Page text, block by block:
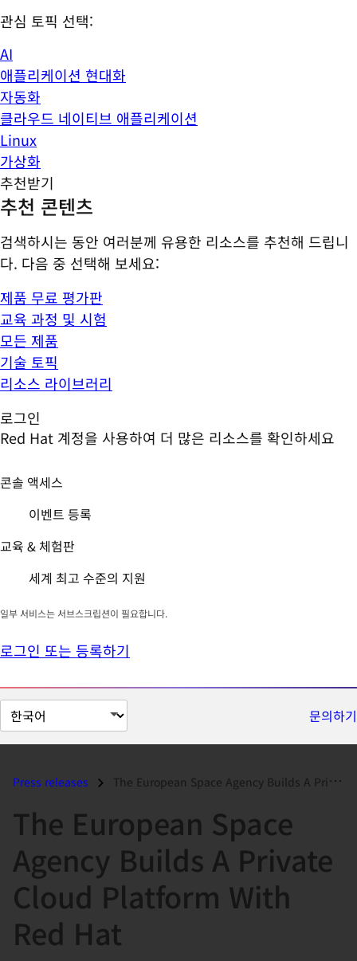
관심 토픽 선택:
AI
애플리케이션 현대화
자동화
클라우드 네이티브 애플리케이션
Linux
가상화
추천받기
추천 콘텐츠
검색하시는 동안 여러분께 유용한 리소스를 추천해 드립니
다. 다음 중 선택해 보세요:
제품 무료 평가판
교육 과정 및 시험
모든 제품
기술 토픽
리소스 라이브러리
로그인
Red Hat 계정을 사용하여 더 많은 리소스를 확인하세요
콘솔 액세스
이벤트 등록
교육 & 체험판
세계 최고 수준의 지원
일부 서비스는 서브스크립션이 필요합니다.
로그인 또는 등록하기
페
이
문의하기
Press releases The European Space Agency Builds A Private Cloud Platform With Red Hat...
The European Space
Agency Builds A Private
Cloud Platform With
Red Hat